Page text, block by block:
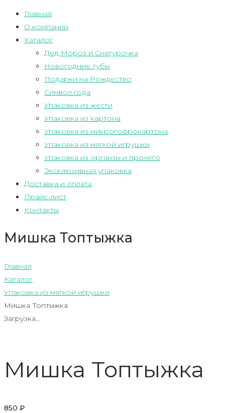
Главная
О компании
Каталог
Дед Мороз и Снегурочка
Новогодние тубы
Подарки на Рождество
Символ года
Упаковка из жести
Упаковка из картона
Упаковка из микрогофрокартона
Упаковка из мягкой игрушки
Упаковка из органзы и прочего
Эксклюзивная упаковка
Доставка и оплата
Прайс-лист
Контакты
Мишка Топтыжка
Главная
Каталог
Упаковка из мягкой игрушки
Мишка Топтыжка
Загрузка...
Мишка Топтыжка
850 ₽